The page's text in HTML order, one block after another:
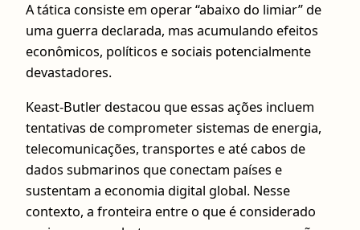
A tática consiste em operar “abaixo do limiar” de
uma guerra declarada, mas acumulando efeitos
econômicos, políticos e sociais potencialmente
devastadores.
Keast-Butler destacou que essas ações incluem
tentativas de comprometer sistemas de energia,
telecomunicações, transportes e até cabos de
dados submarinos que conectam países e
sustentam a economia digital global. Nesse
contexto, a fronteira entre o que é considerado